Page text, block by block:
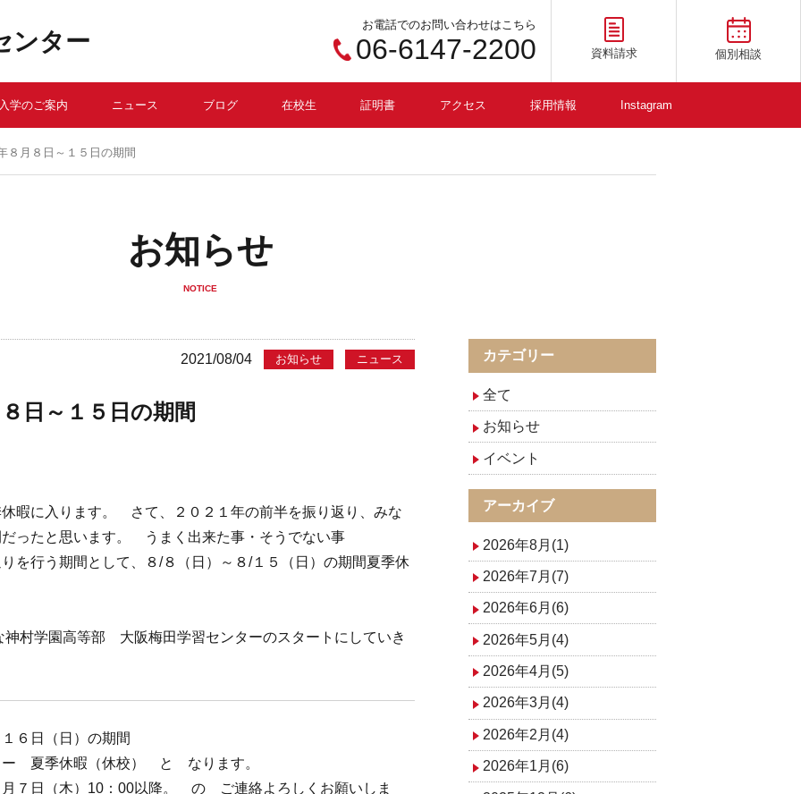
ンター
お電話でのお問い合わせはこちら
06-6147-2200 資料請求 個別相談
学のご案内 ニュース ブログ 在校生 証明書 アクセス 採用情報 Instagram
８月８日～１５日の期間
お知らせ
NOTICE
2021/08/04 お知らせ ニュース
日～１５日の期間
暇に入ります。 さて、２０２１年の前半を振り返り、みな
ったと思います。 うまく出来た事・そうでない事
を行う期間として、８/８（日）～８/１５（日）の期間夏季休
村学園高等部 大阪梅田学習センターのスタートにしていき
６日（日）の期間
夏季休暇（休校） と なります。
７日（木）10：00以降。 の ご連絡よろしくお願いしま
カテゴリー
全て
お知らせ
イベント
アーカイブ
2026年8月(1)
2026年7月(7)
2026年6月(6)
2026年5月(4)
2026年4月(5)
2026年3月(4)
2026年2月(4)
2026年1月(6)